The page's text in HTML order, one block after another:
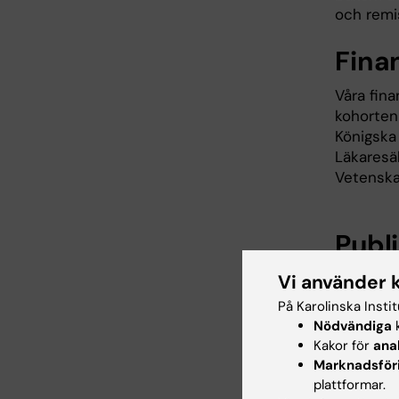
och
Våra
Halkola,
Model
https://
Vi använder
På Karolinska
Nödvändiga
Kakor för
plattformar.